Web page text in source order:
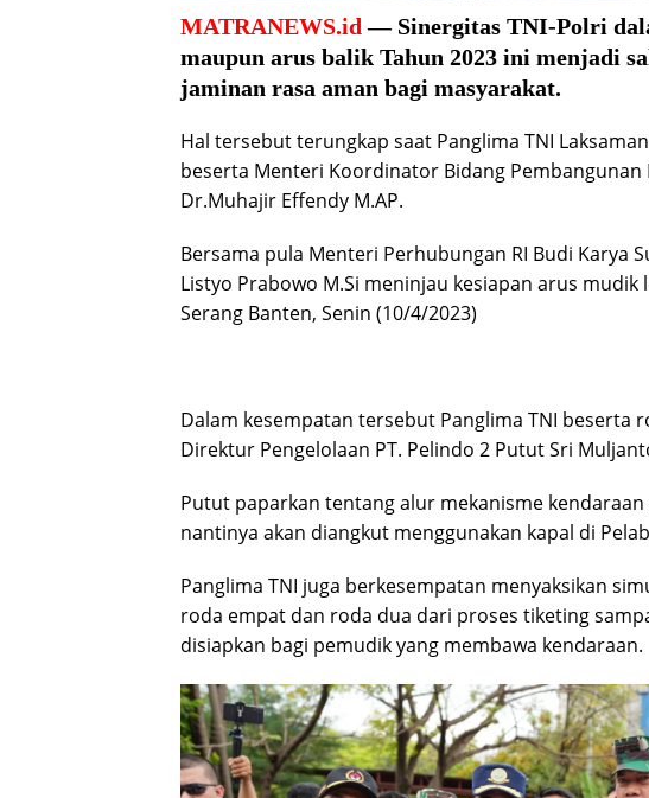
MATRANEWS.id — Sinergitas TNI-Polri
maupun arus balik Tahun 2023 ini menjadi
jaminan rasa aman bagi masyarakat.
Hal tersebut terungkap saat Panglima TNI
beserta Menteri Koordinator Bidang Pembangunan
Dr.Muhajir Effendy M.AP.
Bersama pula Menteri Perhubungan RI Budi Karya
Listyo Prabowo M.Si meninjau kesiapan arus mudik
Serang Banten, Senin (10/4/2023)
Dalam kesempatan tersebut Panglima TNI beserta
Direktur Pengelolaan PT. Pelindo 2 Putut Sri
Putut paparkan tentang alur mekanisme
nantinya akan diangkut menggunakan kapal di
Panglima TNI juga berkesempatan menyaksikan
roda empat dan roda dua dari proses tiketing
disiapkan bagi pemudik yang membawa kendaraan.